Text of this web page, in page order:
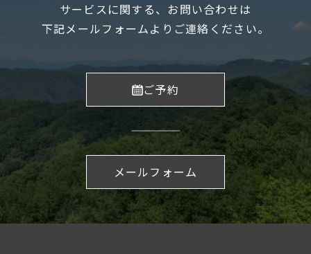
サービスに関する、お問い合わせは
下記メールフォームよりご連絡ください。
ご予約
メールフォーム